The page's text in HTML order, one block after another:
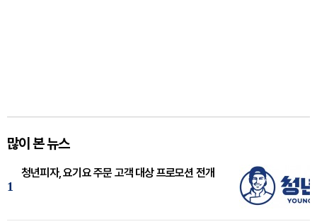
많이 본 뉴스
1
청년피자, 요기요 주문 고객 대상 프로모션 전개